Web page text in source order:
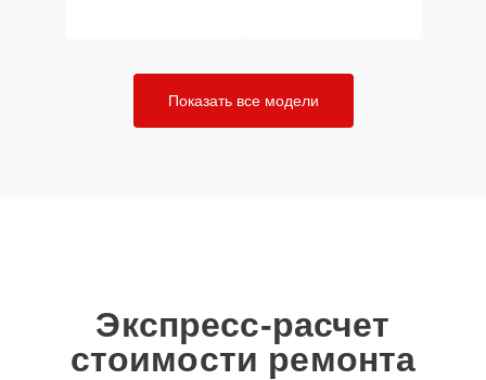
Показать все модели
Экспресс-расчет
стоимости ремонта